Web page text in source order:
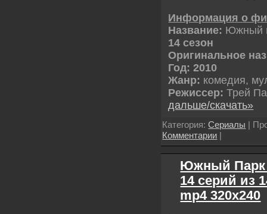
Информация о
Название: Южный
14 сезон
Оригинальное
Год: 2010
Жанр: комедия,
Режиссер: Трей
дальше/скачать»
Категория:Сериалы |
Комментарии |
Южный Парк
14 серий из
mp4 320х240